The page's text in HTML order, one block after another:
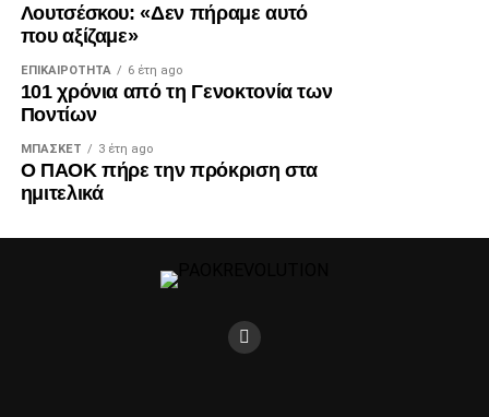
Λουτσέσκου: «Δεν πήραμε αυτό
που αξίζαμε»
ΕΠΙΚΑΙΡΌΤΗΤΑ 6 έτη ago
101 χρόνια από τη Γενοκτονία των
Ποντίων
ΜΠΆΣΚΕΤ 3 έτη ago
Ο ΠΑΟΚ πήρε την πρόκριση στα
ημιτελικά